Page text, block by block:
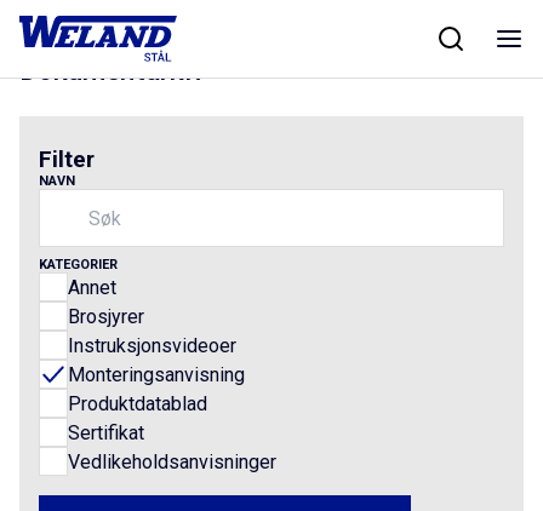
Skip
Hjem/Dokumenter
Dokumentarkiv
Filter
NAVN
KATEGORIER
Annet
Brosjyrer
Instruksjonsvideoer
Monteringsanvisning
Produktdatablad
Sertifikat
Vedlikeholdsanvisninger